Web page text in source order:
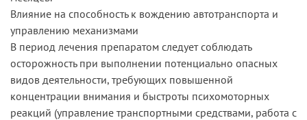
Влияние на способность к вождению автотранспорта и
управлению механизмами
В период лечения препаратом следует соблюдать
осторожность при выполнении потенциально опасных
видов деятельности, требующих повышенной
концентрации внимания и быстроты психомоторных
реакций (управление транспортными средствами, работа с